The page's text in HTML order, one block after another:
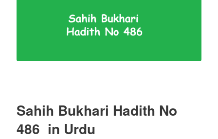
Sahih Bukhari Hadith No
486 in Urdu